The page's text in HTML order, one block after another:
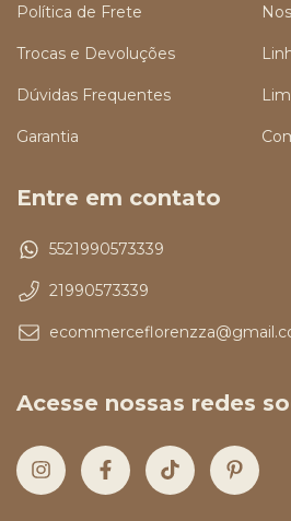
Política de Frete
Trocas e Devoluções
Dúvidas Frequentes
Garantia
Entre em contato
5521990573339
21990573339
Acesse nossas redes